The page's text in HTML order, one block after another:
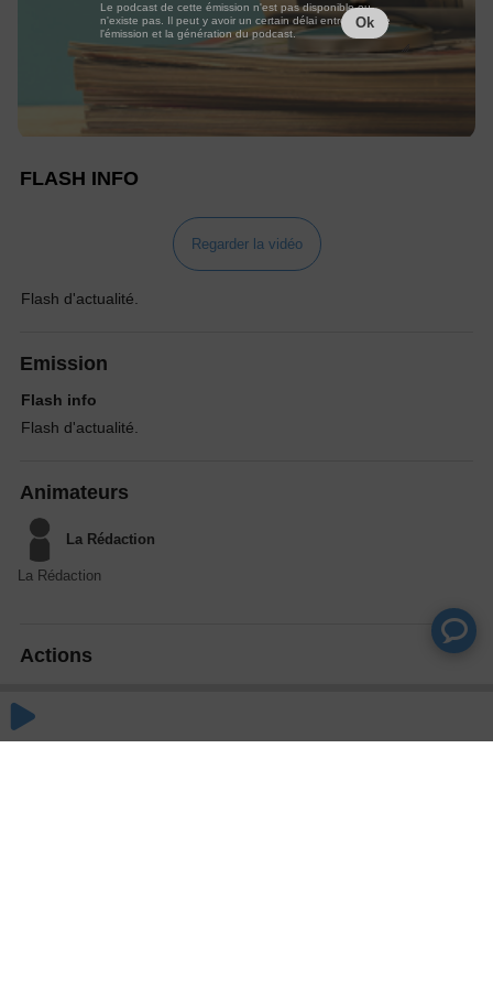
FLASH INFO
Regarder la vidéo
Flash d'actualité.
Emission
Flash info
Flash d'actualité.
Animateurs
La Rédaction
La Rédaction
Actions
Le podcast de cette émission n'est pas disponible ou
n'existe pas. Il peut y avoir un certain délai entre la fin de
l'émission et la génération du podcast.
Ok